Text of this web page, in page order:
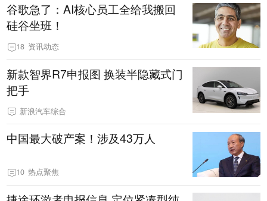
谷歌急了：AI核心员工全给我搬回
硅谷坐班！
18 资讯动态
新款智界R7申报图 换装半隐藏式门
把手
新浪汽车综合
中国最大破产案！涉及43万人
10 热点聚焦